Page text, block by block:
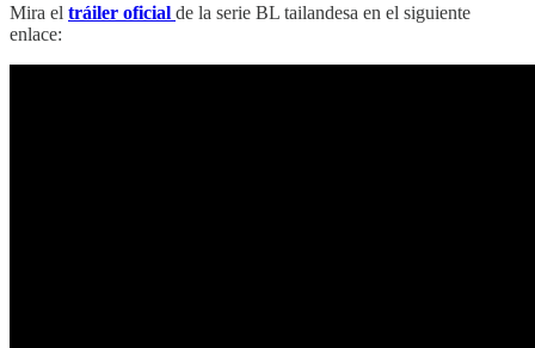
Mira el tráiler oficial de la serie BL tailandesa en el siguiente
enlace: